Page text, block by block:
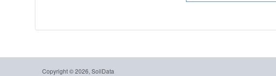
Copyright © 2026, SoilData